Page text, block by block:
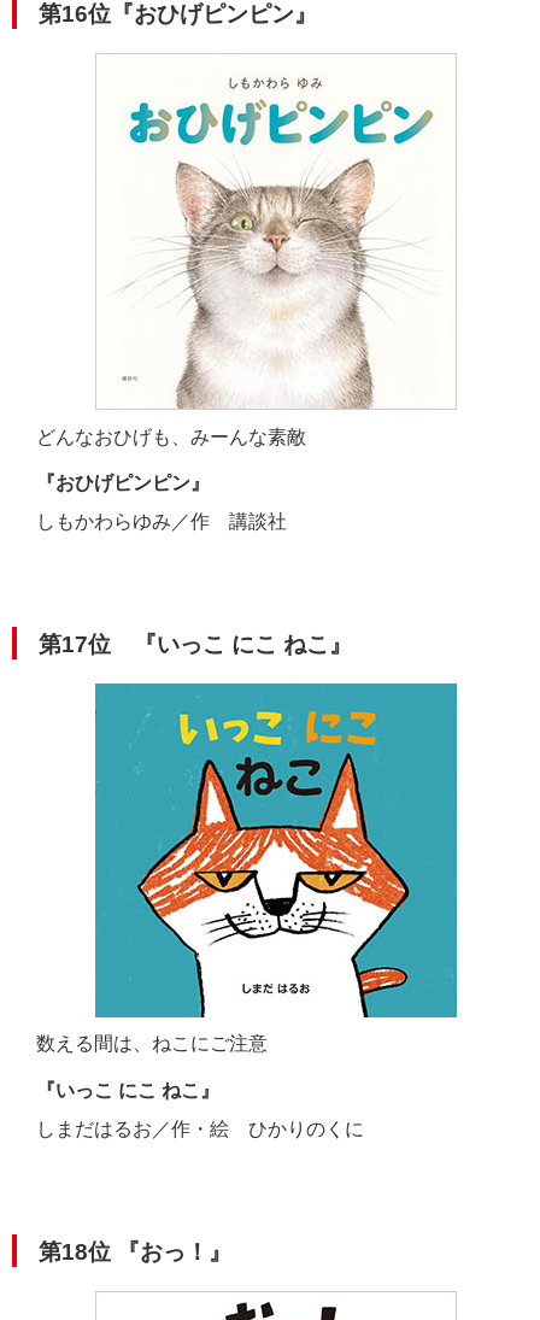
第16位『おひげピンピン』
どんなおひげも、みーんな素敵
『おひげピンピン』
しもかわらゆみ／作 講談社
第17位 『いっこ にこ ねこ』
数える間は、ねこにご注意
『いっこ にこ ねこ』
しまだはるお／作・絵 ひかりのくに
第18位 『おっ！ 』